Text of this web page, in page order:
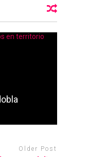
Older Post